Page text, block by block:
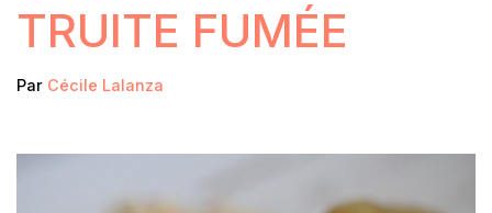
TRUITE FUMÉE
Par Cécile Lalanza